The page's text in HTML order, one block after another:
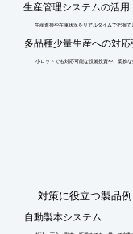
生産管理システムの活用
生産進捗や在庫状況をリアルタイムで把握
多品種少量生産への対応
小ロットでも対応可能な設備投資や、柔軟
​対策に役立つ製品例
自動製本システム